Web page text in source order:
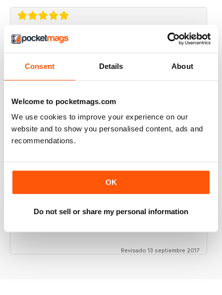
Consent Details About
Welcome to pocketmags.com
We use cookies to improve your experience on our
website and to show you personalised content, ads and
recommendations.
OK
Do not sell or share my personal information
THOROUGHLY GOOD READ
BEST OF GCN OFFERS!
It's a good magazine for the LGBT community!
Revisado 20 septiembre 2017
HIGHLY INTERESTING
Revisado 13 septiembre 2017